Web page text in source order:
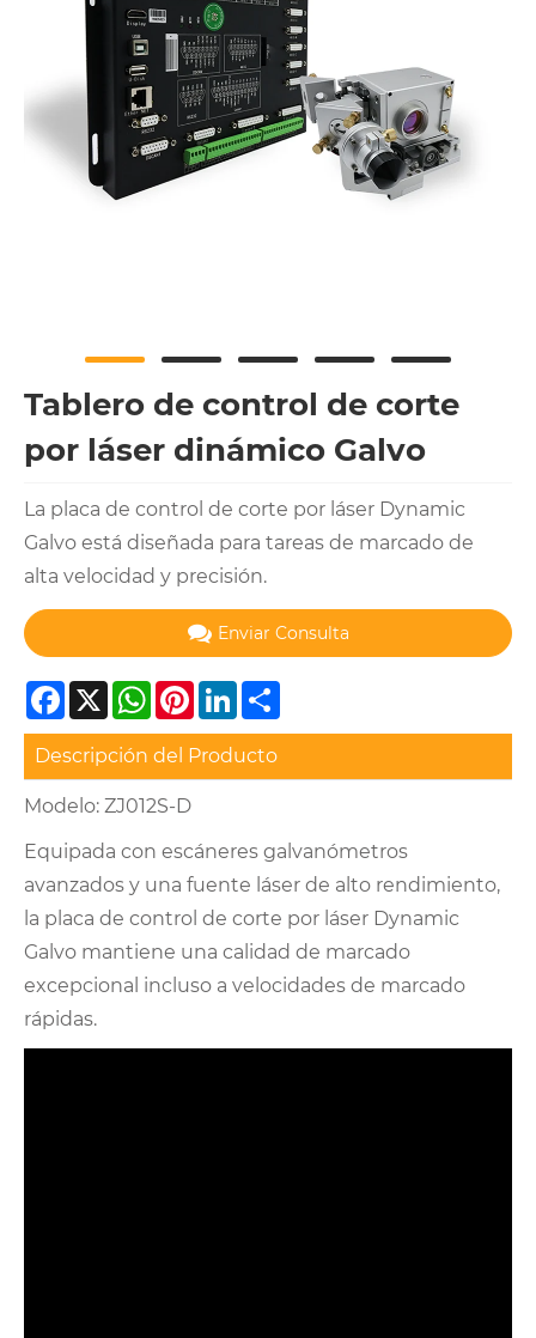
Tablero de control de corte
por láser dinámico Galvo
La placa de control de corte por láser Dynamic
Galvo está diseñada para tareas de marcado de
alta velocidad y precisión.
Enviar Consulta
Facebook
X WhatsApp
Pinterest
LinkedIn
Descripción del Producto
Modelo: ZJ012S-D
Equipada con escáneres galvanómetros
avanzados y una fuente láser de alto rendimiento,
la placa de control de corte por láser Dynamic
Galvo mantiene una calidad de marcado
excepcional incluso a velocidades de marcado
rápidas.